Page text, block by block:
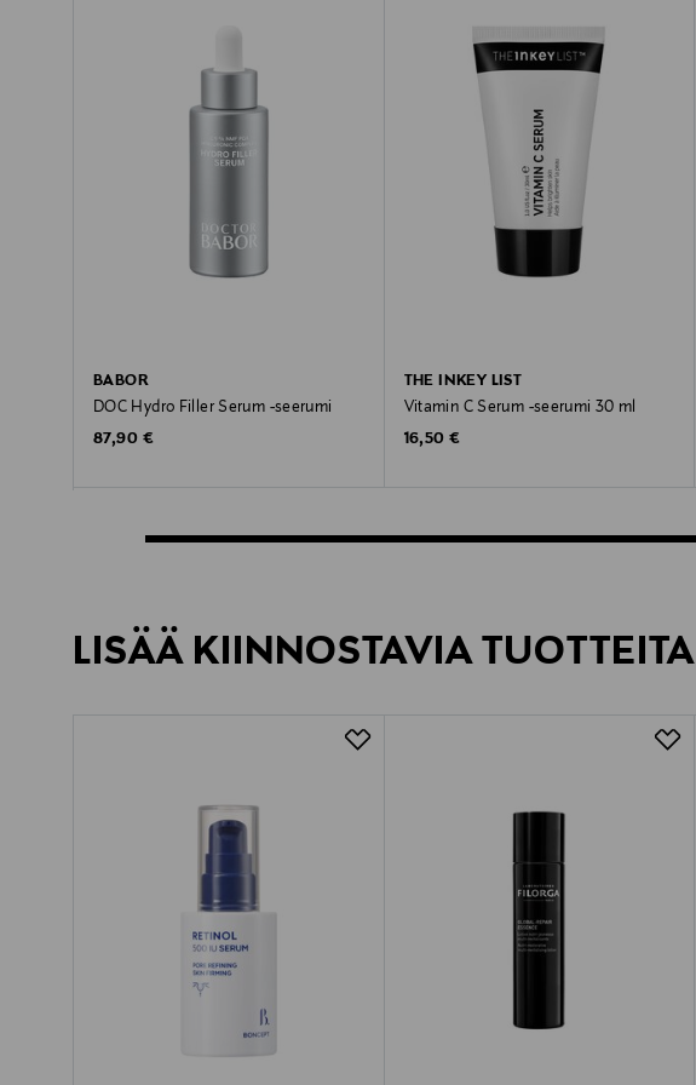
BABOR
DOC Hydro Filler Serum -seerumi
Original Price
87,90 €
THE INKEY LIST
Vitamin C Serum -seerumi 30 ml
Original Price
16,50 €
LISÄÄ KIINNOSTAVIA TUOTTEITA